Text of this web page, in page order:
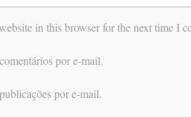
in this browser for the next time I
por e-mail.
por e-mail.